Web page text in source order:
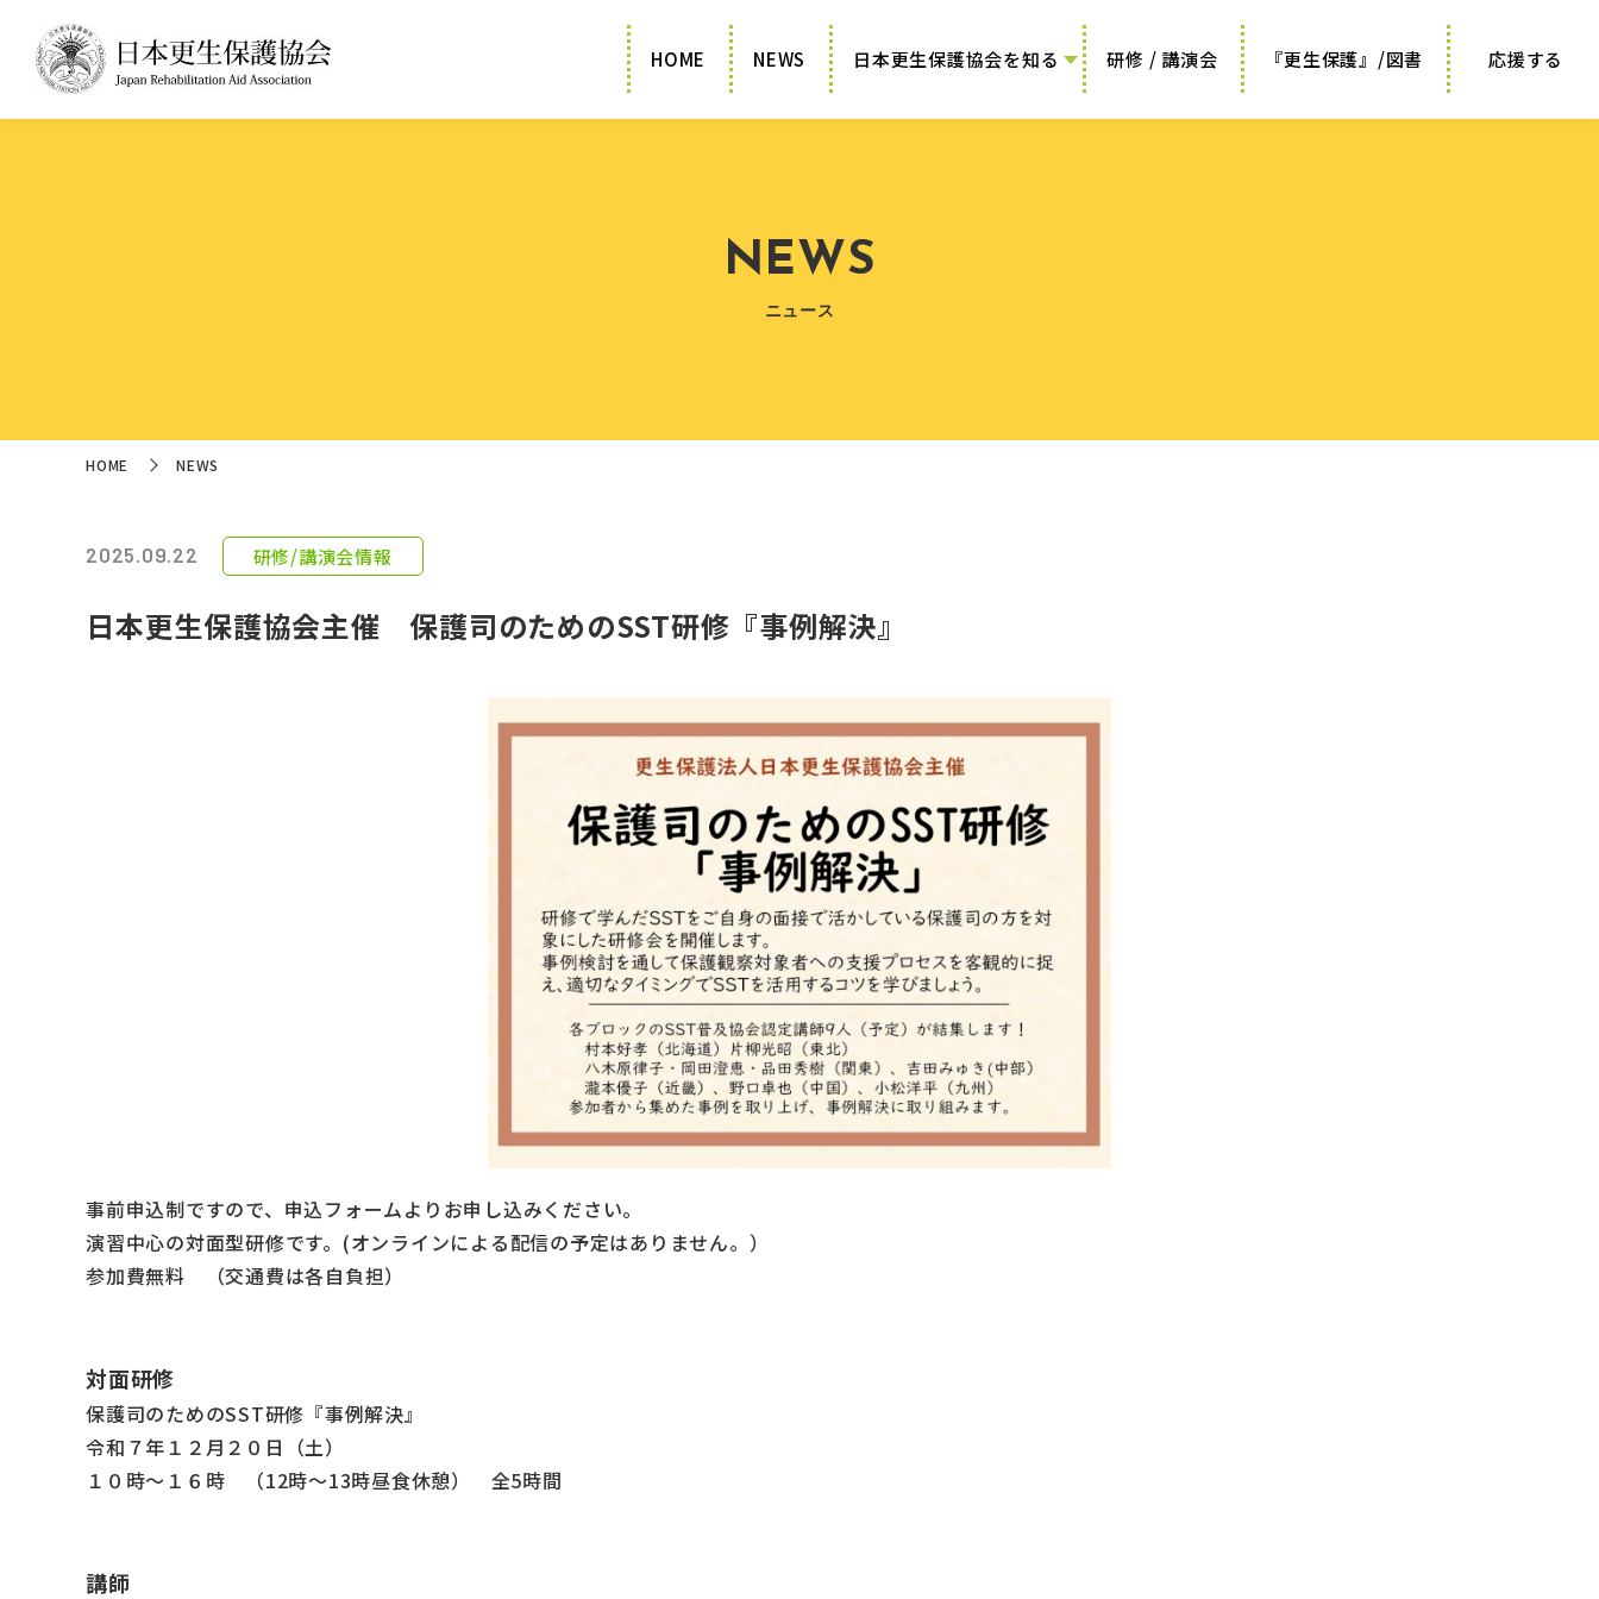
HOME NEWS 日本更生保護協会を知る 研修 / 講演会 『更生保護』/図書 応援する
NEWS
ニュース
HOME NEWS
2025.09.22 研修/講演会情報
日本更生保護協会主催 保護司のためのSST研修『事例解決』
事前申込制ですので、申込フォームよりお申し込みください。
演習中心の対面型研修です。(オンラインによる配信の予定はありません。）
参加費無料 （交通費は各自負担）
対面研修
保護司のためのSST研修『事例解決』
令和 ７年 １２月 ２０ 日（土）
１０時～１６時 （12時～13時昼食休憩） 全5時間
講師